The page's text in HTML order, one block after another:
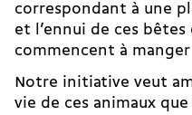
correspondant à une
et l’ennui de ces
commencent à
Notre initiative veut
vie de ces animaux